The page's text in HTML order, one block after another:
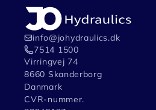
info@johydraulics.dk
7514 1500
Virringvej 74
8660 Skanderborg
Danmark
CVR-nummer.